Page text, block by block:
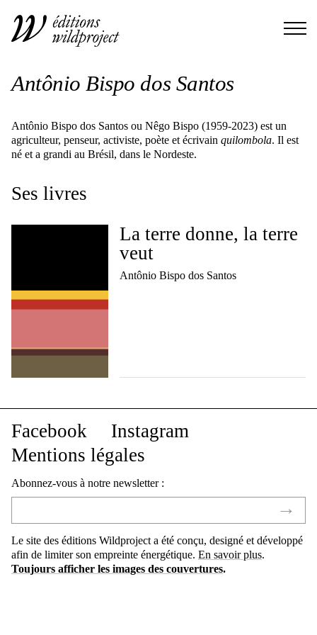
Antônio Bispo dos Santos
Antônio Bispo dos Santos ou Nêgo Bispo (1959-2023) est un
agriculteur, penseur, activiste, poète et écrivain quilombola. Il est
né et a grandi au Brésil, dans le Nordeste.
Ses livres
La terre donne, la terre
veut
Antônio Bispo dos Santos
Facebook
Instagram
Mentions légales
Abonnez-vous à notre newsletter :
Le site des éditions Wildproject a été conçu, designé et développé
afin de limiter son empreinte énergétique. En savoir plus.
Toujours afficher les images des couvertures.